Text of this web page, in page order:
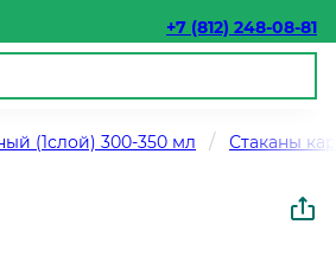
+7 (812) 248-08-81
(1слой) 300-350 мл Стаканы